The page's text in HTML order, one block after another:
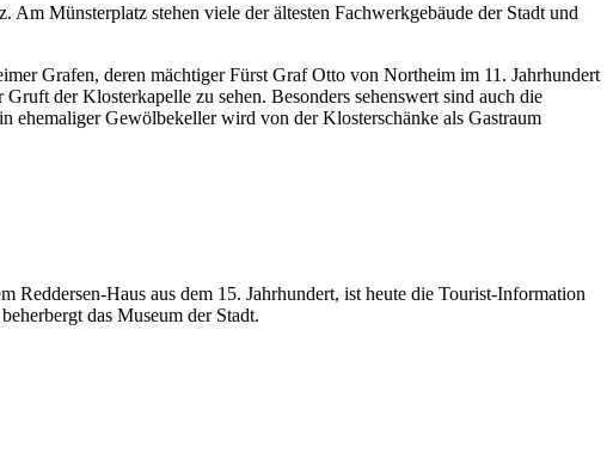
Münsterplatz stehen viele der ältesten Fachwerkgebäude der Stadt und
Grafen, deren mächtiger Fürst Graf Otto von Northeim im 11. Jahrhundert
der Klosterkapelle zu sehen. Besonders sehenswert sind auch die
Gewölbekeller wird von der Klosterschänke als Gastraum
Reddersen-Haus aus dem 15. Jahrhundert, ist heute die Tourist-Information
das Museum der Stadt.